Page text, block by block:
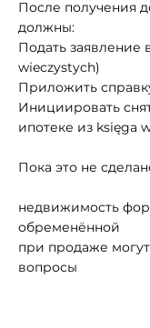
После получения
должны:
Подать заявление
wieczystych)
Приложить
Инициировать
ипотеке из księga
Пока это не
недвижимость
обременённой
при продаже
вопросы